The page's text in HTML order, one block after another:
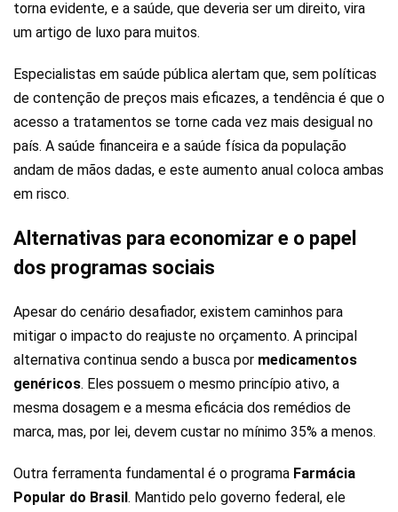
torna evidente, e a saúde, que deveria ser um direito, vira
um artigo de luxo para muitos.
Especialistas em saúde pública alertam que, sem políticas
de contenção de preços mais eficazes, a tendência é que o
acesso a tratamentos se torne cada vez mais desigual no
país. A saúde financeira e a saúde física da população
andam de mãos dadas, e este aumento anual coloca ambas
em risco.
Alternativas para economizar e o papel
dos programas sociais
Apesar do cenário desafiador, existem caminhos para
mitigar o impacto do reajuste no orçamento. A principal
alternativa continua sendo a busca por medicamentos
genéricos. Eles possuem o mesmo princípio ativo, a
mesma dosagem e a mesma eficácia dos remédios de
marca, mas, por lei, devem custar no mínimo 35% a menos.
Outra ferramenta fundamental é o programa Farmácia
Popular do Brasil. Mantido pelo governo federal, ele